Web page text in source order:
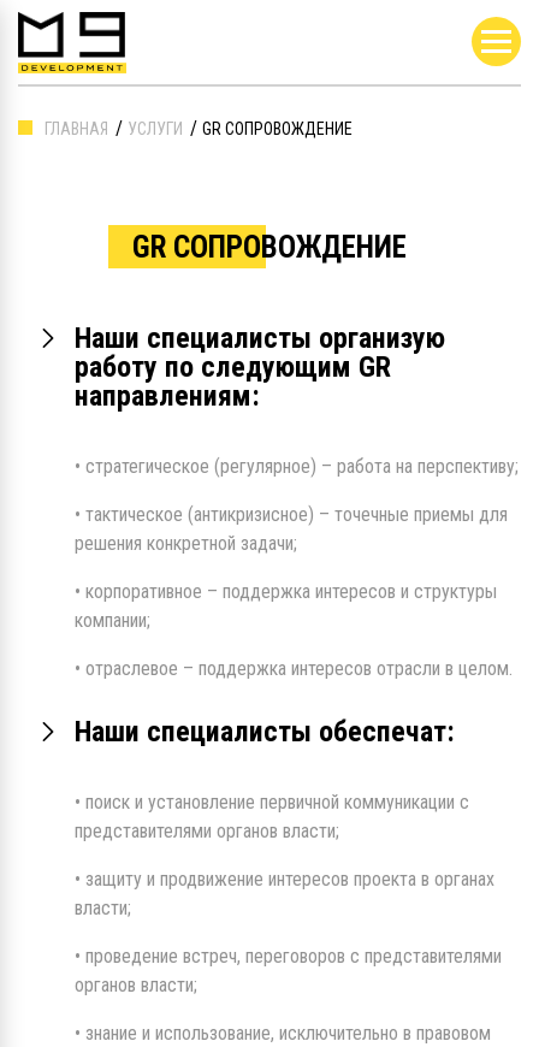
ГЛАВНАЯ УСЛУГИ GR СОПРОВОЖДЕНИЕ
GR СОПРОВОЖДЕНИЕ
Наши специалисты организую
работу по следующим GR
направлениям:
• стратегическое (регулярное) – работа на перспективу;
• тактическое (антикризисное) – точечные приемы для
решения конкретной задачи;
• корпоративное – поддержка интересов и структуры
компании;
• отраслевое – поддержка интересов отрасли в целом.
Наши специалисты обеспечат:
• поиск и установление первичной коммуникации с
представителями органов власти;
• защиту и продвижение интересов проекта в органах
власти;
• проведение встреч, переговоров с представителями
органов власти;
• знание и использование, исключительно в правовом